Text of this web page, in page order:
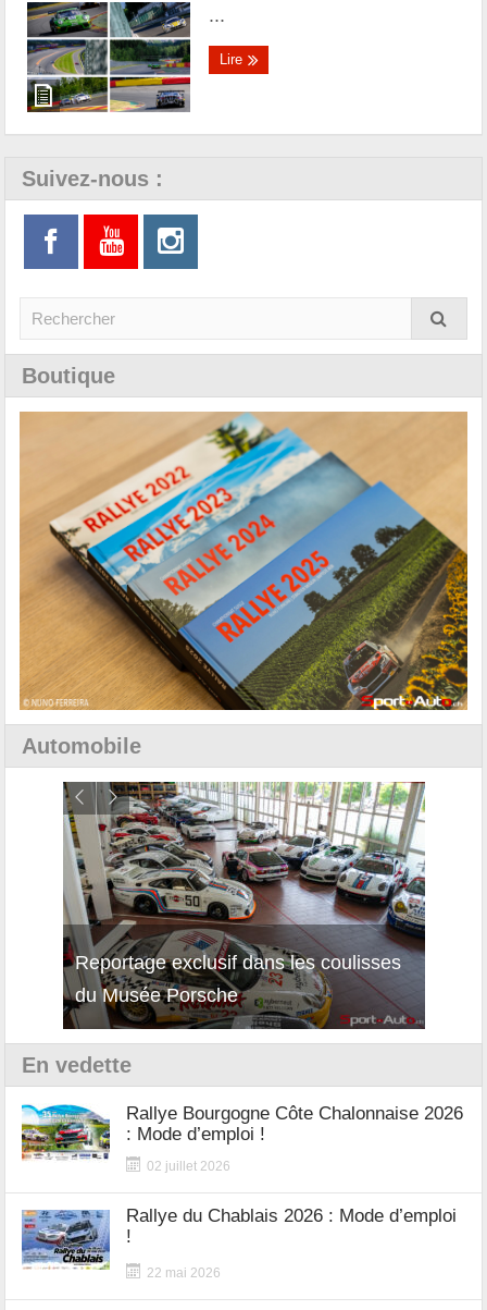
...
Lire
Suivez-nous :
Boutique
Automobile
Reportage exclusif dans les coulisses
du Musée Porsche
En vedette
Rallye Bourgogne Côte Chalonnaise 2026
: Mode d’emploi !
02 juillet 2026
Rallye du Chablais 2026 : Mode d’emploi
!
22 mai 2026